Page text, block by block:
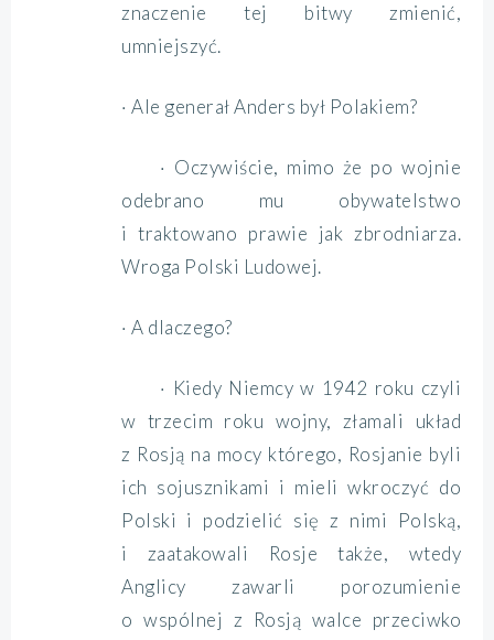
znaczenie tej bitwy zmienić,
umniejszyć.
· Ale generał Anders był Polakiem?
· Oczywiście, mimo że po wojnie
odebrano mu obywatelstwo
i traktowano prawie jak zbrodniarza.
Wroga Polski Ludowej.
· A dlaczego?
· Kiedy Niemcy w 1942 roku czyli
w trzecim roku wojny, złamali układ
z Rosją na mocy którego, Rosjanie byli
ich sojusznikami i mieli wkroczyć do
Polski i podzielić się z nimi Polską,
i zaatakowali Rosje także, wtedy
Anglicy zawarli porozumienie
o wspólnej z Rosją walce przeciwko